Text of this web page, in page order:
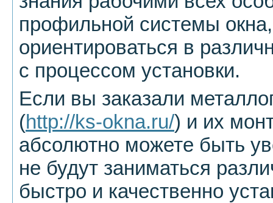
профильной системы
ориентироваться в
с процессом установки.
Если вы заказали
(http://ks-okna.ru/) и их
абсолютно можете быть
не будут заниматься
быстро и качественно